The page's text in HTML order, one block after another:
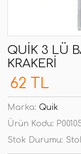
QUIK 3 LÜ
KRAKERI
62 TL
Marka: Quik
Ürün Kodu:
Stok Durumu: